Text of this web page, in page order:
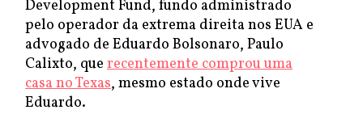
Development Fund, fundo administrado
pelo operador da extrema direita nos EUA e
advogado de Eduardo Bolsonaro, Paulo
Calixto, que recentemente comprou uma
casa no Texas, mesmo estado onde vive
Eduardo.